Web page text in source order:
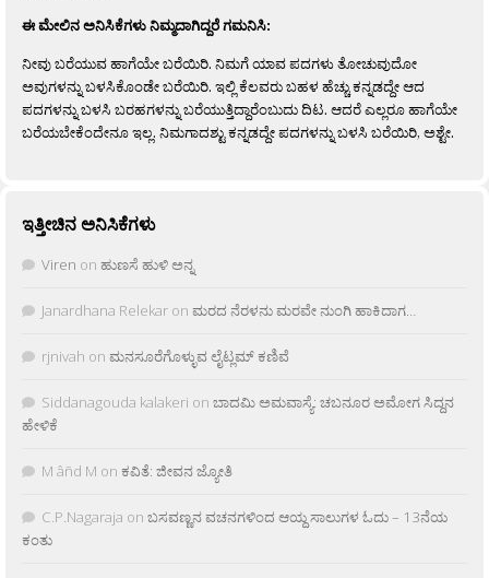
ಈ ಮೇಲಿನ ಅನಿಸಿಕೆಗಳು ನಿಮ್ಮದಾಗಿದ್ದರೆ ಗಮನಿಸಿ:
ನೀವು ಬರೆಯುವ ಹಾಗೆಯೇ ಬರೆಯಿರಿ. ನಿಮಗೆ ಯಾವ ಪದಗಳು ತೋಚುವುದೋ
ಅವುಗಳನ್ನು ಬಳಸಿಕೊಂಡೇ ಬರೆಯಿರಿ. ಇಲ್ಲಿ ಕೆಲವರು ಬಹಳ ಹೆಚ್ಚು ಕನ್ನಡದ್ದೇ ಆದ
ಪದಗಳನ್ನು ಬಳಸಿ ಬರಹಗಳನ್ನು ಬರೆಯುತ್ತಿದ್ದಾರೆಂಬುದು ದಿಟ. ಆದರೆ ಎಲ್ಲರೂ ಹಾಗೆಯೇ
ಬರೆಯಬೇಕೆಂದೇನೂ ಇಲ್ಲ. ನಿಮಗಾದಶ್ಟು ಕನ್ನಡದ್ದೇ ಪದಗಳನ್ನು ಬಳಸಿ ಬರೆಯಿರಿ, ಅಶ್ಟೇ.
ಇತ್ತೀಚಿನ ಅನಿಸಿಕೆಗಳು
Viren on ಹುಣಸೆ ಹುಳಿ ಅನ್ನ
Janardhana Relekar on ಮರದ ನೆರಳನು ಮರವೇ ನುಂಗಿ ಹಾಕಿದಾಗ…
rjnivah on ಮನಸೂರೆಗೊಳ್ಳುವ ಲೈಟ್ಲಮ್ ಕಣಿವೆ
Siddanagouda kalakeri on ಬಾದಮಿ ಅಮವಾಸ್ಯೆ: ಚಬನೂರ ಅಮೋಗ ಸಿದ್ದನ
ಹೇಳಿಕೆ
M âñd M on ಕವಿತೆ: ಜೀವನ ಜ್ಯೋತಿ
C.P.Nagaraja on ಬಸವಣ್ಣನ ವಚನಗಳಿಂದ ಆಯ್ದ ಸಾಲುಗಳ ಓದು – 13ನೆಯ
ಕಂತು